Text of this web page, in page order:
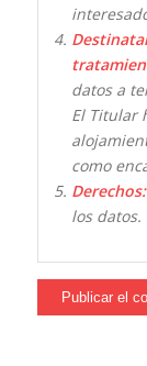
datos a
El Titular
como
Derechos:
los datos.